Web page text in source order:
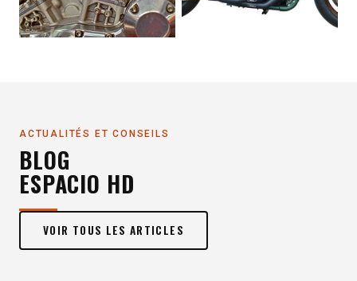
ACTUALITÉS ET CONSEILS
BLOG
ESPACIO HD
VOIR TOUS LES ARTICLES